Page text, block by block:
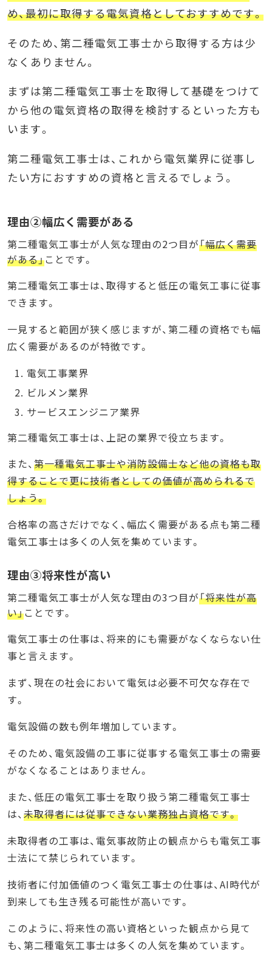
め、最初に取得する電気資格としておすすめです。
そのため、第二種電気工事士から取得する方は少
なくありません。
まずは第二種電気工事士を取得して基礎をつけて
から他の電気資格の取得を検討するといった方も
います。
第二種電気工事士は、これから電気業界に従事し
たい方におすすめの資格と言えるでしょう。
理由②幅広く需要がある
第二種電気工事士が人気な理由の2つ目が「幅広く需要
がある」ことです。
第二種電気工事士は、取得すると低圧の電気工事に従事
できます。
一見すると範囲が狭く感じますが、第二種の資格でも幅
広く需要があるのが特徴です。
電気工事業界
ビルメン業界
サービスエンジニア業界
第二種電気工事士は、上記の業界で役立ちます。
また、第一種電気工事士や消防設備士など他の資格も取
得することで更に技術者としての価値が高められるで
しょう。
合格率の高さだけでなく、幅広く需要がある点も第二種
電気工事士は多くの人気を集めています。
理由③将来性が高い
第二種電気工事士が人気な理由の3つ目が「将来性が高
い」ことです。
電気工事士の仕事は、将来的にも需要がなくならない仕
事と言えます。
まず、現在の社会において電気は必要不可欠な存在で
す。
電気設備の数も例年増加しています。
そのため、電気設備の工事に従事する電気工事士の需要
がなくなることはありません。
また、低圧の電気工事士を取り扱う第二種電気工事士
は、未取得者には従事できない業務独占資格です。
未取得者の工事は、電気事故防止の観点からも電気工事
士法にて禁じられています。
技術者に付加価値のつく電気工事士の仕事は、AI時代が
到来しても生き残る可能性が高いです。
このように、将来性の高い資格といった観点から見て
も、第二種電気工事士は多くの人気を集めています。